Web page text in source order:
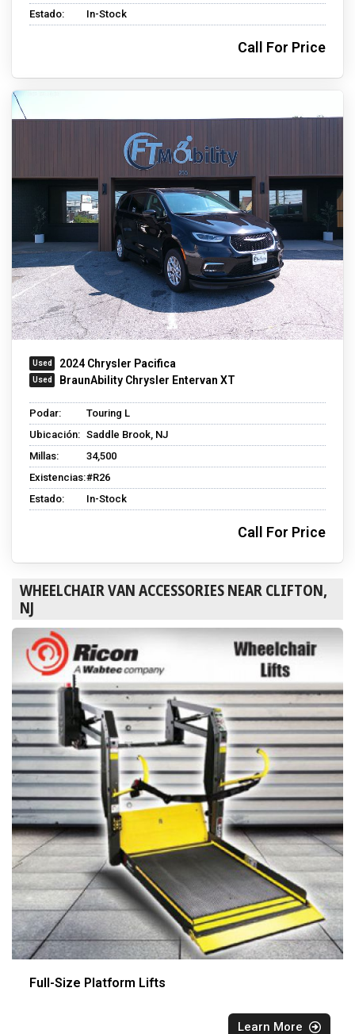
Estado:
In-Stock
Call For Price
2024 Chrysler Pacifica
BraunAbility Chrysler Entervan XT
Podar:
Touring L
Ubicación: Saddle Brook, NJ
Millas:
34,500
Existencias:#R26
Estado:
In-Stock
Call For Price
WHEELCHAIR VAN ACCESSORIES NEAR CLIFTON,
NJ
Full-Size Platform Lifts
Learn More